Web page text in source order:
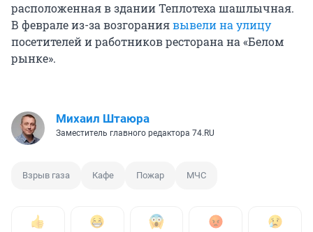
расположенная в здании Теплотеха шашлычная.
В феврале из-за возгораниявывели на улицу
посетителей и работников ресторана на «Белом
рынке».
Михаил Штаюра
Заместитель главного редактора 74.RU
Взрыв газа Кафе Пожар МЧС